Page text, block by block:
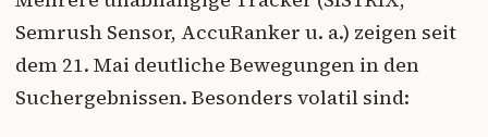
Semrush Sensor, AccuRanker u. a.) zeigen seit
dem 21. Mai deutliche Bewegungen in den
Suchergebnissen. Besonders volatil sind: